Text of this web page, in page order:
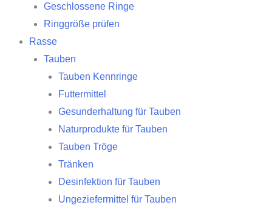
Geschlossene Ringe
Ringgröße prüfen
Rasse
Tauben
Tauben Kennringe
Futtermittel
Gesunderhaltung für Tauben
Naturprodukte für Tauben
Tauben Tröge
Tränken
Desinfektion für Tauben
Ungeziefermittel für Tauben